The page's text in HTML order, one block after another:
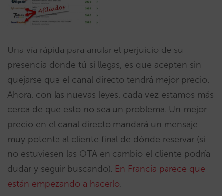
Una vía rápida para anular el perjuicio de su
presencia donde tú sí llegas, es que acepten sin
quejarse que el canal directo tendrá mejor precio.
Ahora, con las nuevas leyes, cada vez estamos más
cerca de que esto no sea un problema. Un mejor
precio en el canal directo mandará un mensaje
muy potente al cliente final de dónde reservar (si
no estuviesen las OTA en cambio el cliente podría
dudar y seguir buscando). En Francia parece que
están empezando a hacerlo.